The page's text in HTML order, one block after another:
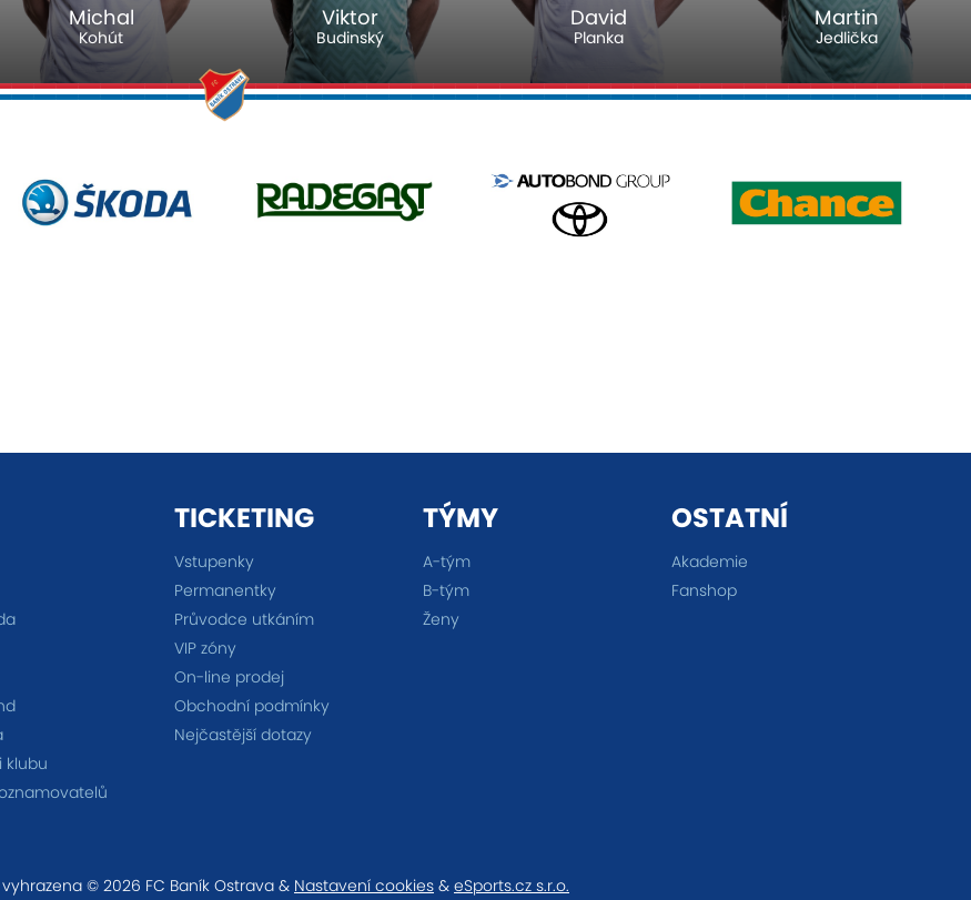
Michal
Kohút
Viktor
Budinský
David
Planka
Martin
Jedlička
klubu
TICKETING
Vstupenky
Permanentky
Průvodce utkáním
VIP zóny
On-line prodej
Obchodní podmínky
Nejčastější dotazy
TÝMY
A-tým
B-tým
Ženy
OSTATNÍ
Akademie
Fanshop
© 2026 FC Baník Ostrava & Nastavení cookies & eSports.cz s.r.o.